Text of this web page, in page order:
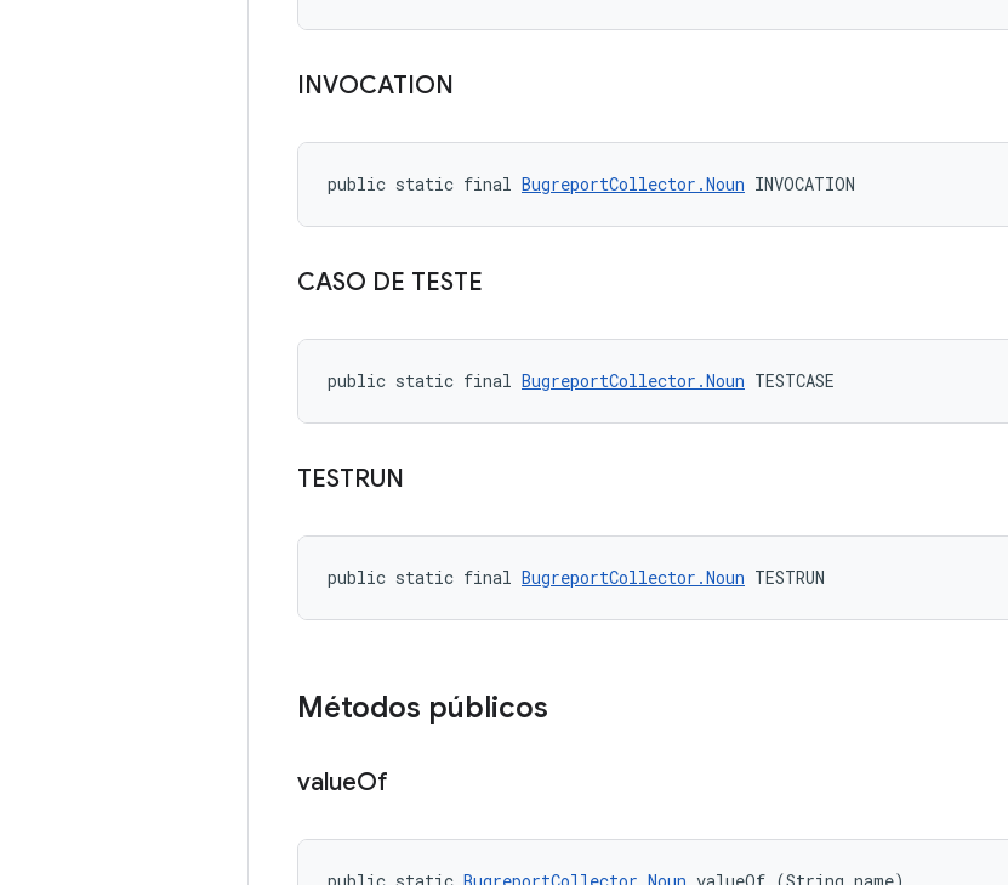
INVOCATION
public static final BugreportCollector.Noun INVOCATION
CASO DE TESTE
public static final BugreportCollector.Noun TESTCASE
TESTRUN
public static final BugreportCollector.Noun TESTRUN
Métodos públicos
valueOf